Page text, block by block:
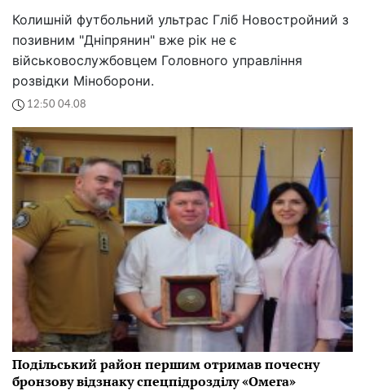
Колишній футбольний ультрас Гліб Новостройний з
позивним "Дніпрянин" вже рік не є
військовослужбовцем Головного управління
розвідки Міноборони.
12:50 04.08
Подільський район першим отримав почесну
бронзову відзнаку спецпідрозділу «Омега»